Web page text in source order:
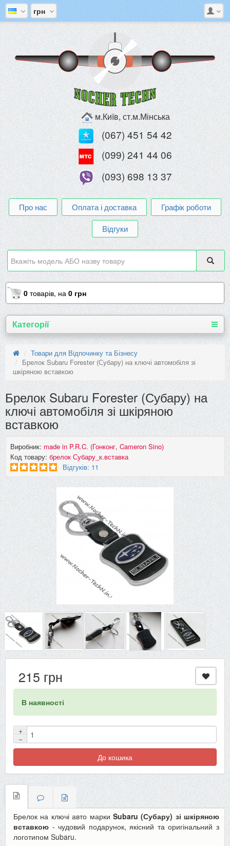
грн
м.Київ, ст.м.Мінська
(067) 451 54 42
(099) 241 44 06
(093) 698 13 37
Про нас Оплата і доставка
Графік роботи
Відгуки
0 товарів, на 0 грн
Категорії
Товари для Відпочинку та Бізнесу
Брелок Subaru Forester (Субару) на ключі автомобіля зі
шкіряною вставкою
Брелок Subaru Forester (Субару) на
ключі автомобіля зі шкіряною
вставкою
Виробник: made in P.R.C. (Гонконг, Cameron Sino)
Код товару: брелок Субару_к.вставка
Відгуків: 11
215 грн
В наявності
+
−
До кошика
Брелок на ключі авто марки Subaru (Субару) зі шкіряною
вставкою - чудовий подарунок, якісний та оригінальний з
логотипом Subaru.